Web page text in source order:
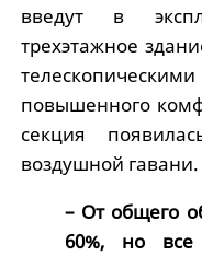
введут в
трехэтажное
повышенного
секция
воздушной гавани.
– От общего
60%, но